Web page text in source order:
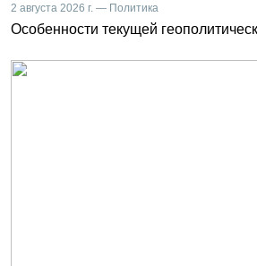
2 августа 2026 г. — Политика
Особенности текущей